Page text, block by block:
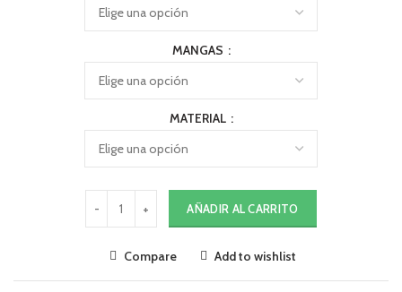
MANGAS
MATERIAL
AÑADIR AL CARRITO
Compare Add to wishlist